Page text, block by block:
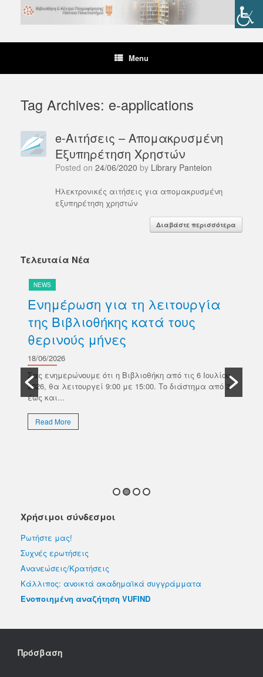
content
Menu
Tag Archives: e-applications
e-Αιτήσεις – Απομακρυσμένη
Εξυπηρέτηση Χρηστών
Posted on 24/06/2020 by Library Panteion
Ηλεκτρονικές αιτήσεις για απομακρυσμένη
εξυπηρέτηση χρηστών
Διαβάστε περισσότερα
Τελευταία Νέα
NEWS
Ενημέρωση για τη λειτουργία
της Βιβλιοθήκης κατά τους
θερινούς μήνες
18/06/2026
Σας ενημερώνουμε ότι η Βιβλιοθήκη από τις 6 Ιουλίου
2026, θα λειτουργεί 9:00 με 15:00. Το διάστημα από 3
έως και...
Read More
Χρήσιμοι σύνδεσμοι
Ρωτήστε μας!
Συχνές ερωτήσεις
Ανανεώσεις/Κρατήσεις
Κάλλιπος: ανοικτά ακαδημαϊκά συγγράμματα
Ενοποιημένη αναζήτηση VUFIND
Πρόσβαση